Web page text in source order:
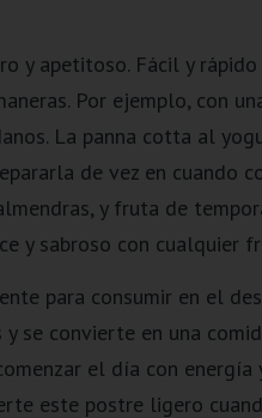
y apetitoso. Fácil y rápido
Por ejemplo, con
La panna cotta al
de vez en cuando
y fruta de
y sabroso con cualquier
para consumir en el
se convierte en una
el día con energía
este postre ligero